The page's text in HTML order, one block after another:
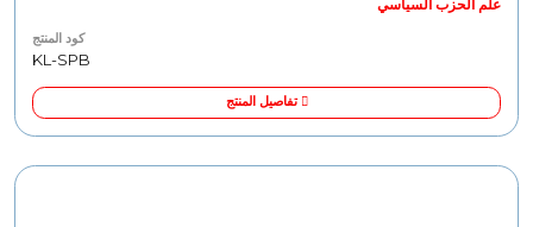
علم الحزب السياسي
كود المنتج
KL-SPB
تفاصيل المنتج